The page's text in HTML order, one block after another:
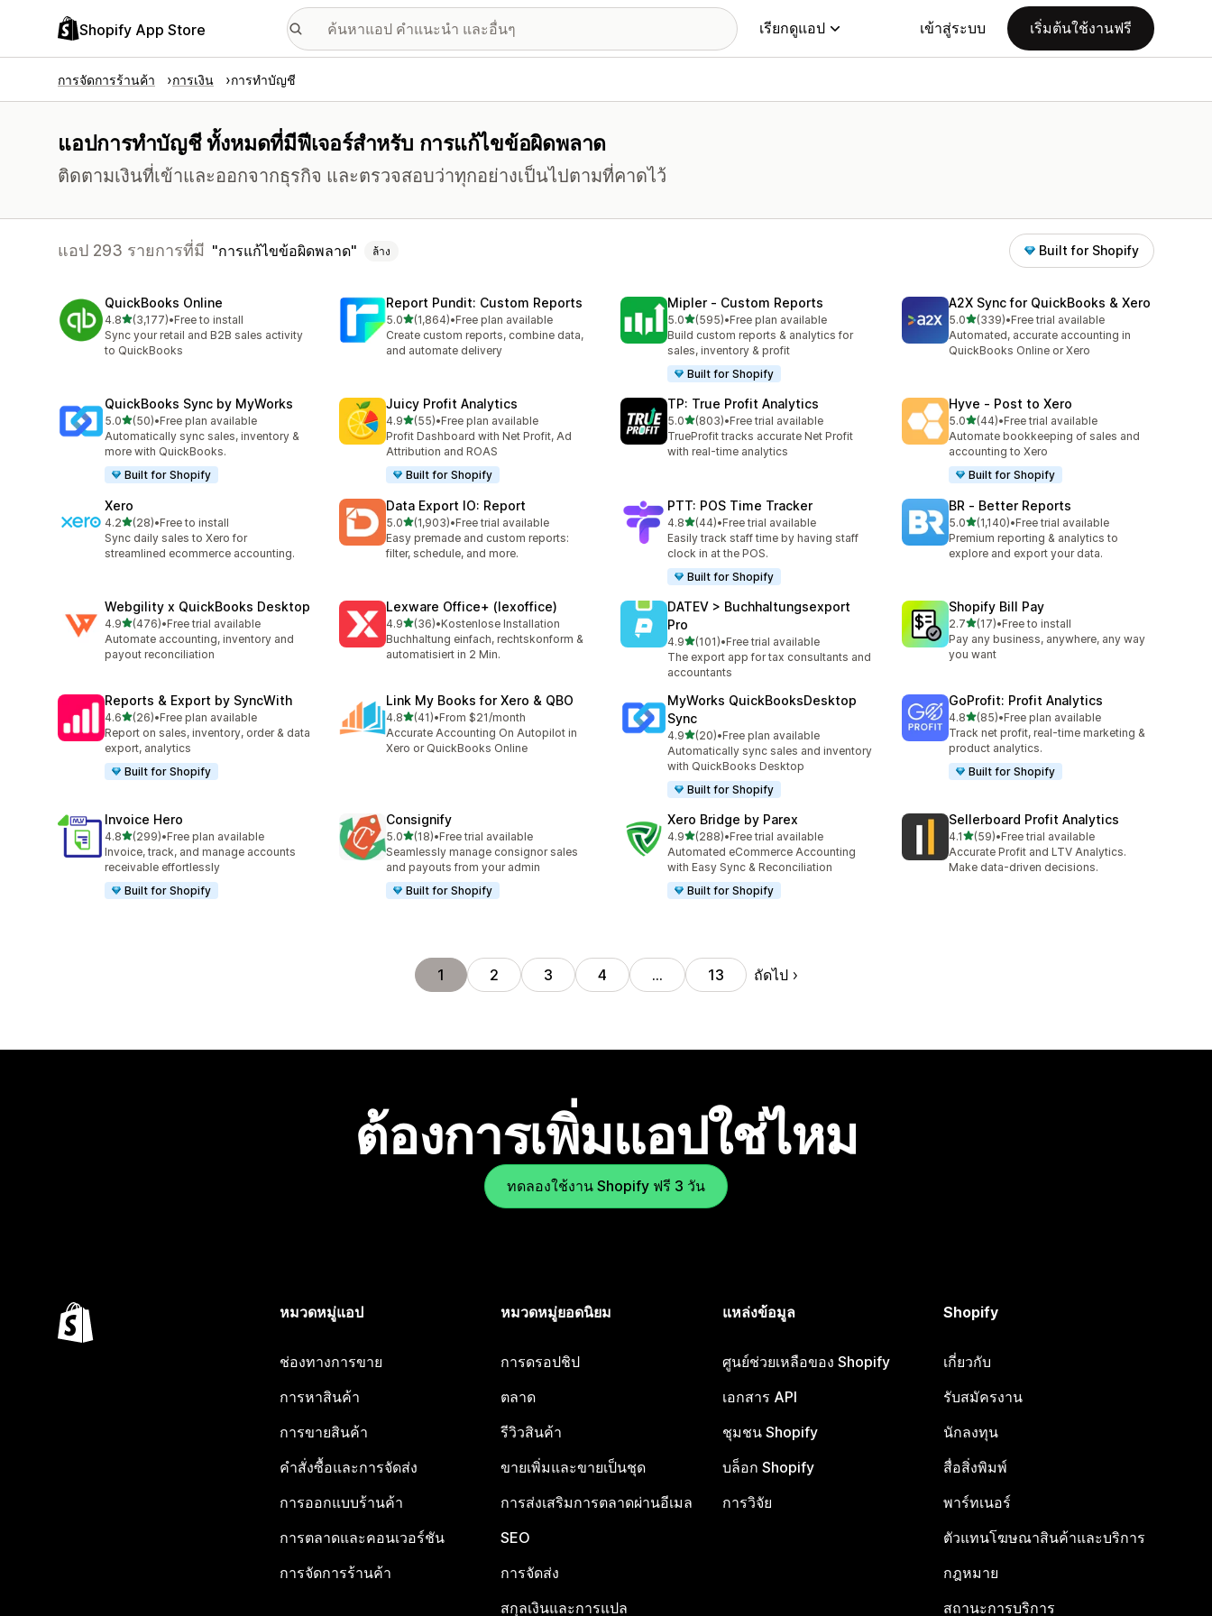
Shopify App Store เรียกดูแอป เข้าสู่ระบบ เริ่มต้นใช้งานฟรี
การจัดการร้านค้า การเงิน การทำบัญชี
แอปการทำบัญชี ทั้งหมดที่มีฟีเจอร์สำหรับ การแก้ไขข้อผิดพลาด
ติดตามเงินที่เข้าและออกจากธุรกิจ และตรวจสอบว่าทุกอย่างเป็นไปตามที่คาดไว้
แอป 293 รายการที่มี การแก้ไขข้อผิดพลาด ล้าง Built for Shopify
QuickBooks Online
4.8เต็ม 5 ดาว
(3,177)
ทั้งหมด 3177 รีวิว
•Free to install
Sync your retail and B2B sales activity
to QuickBooks
Report Pundit: Custom Reports
5.0เต็ม 5 ดาว
(1,864)
ทั้งหมด 1864 รีวิว
•Free plan available
Create custom reports, combine data,
and automate delivery
Mipler ‑ Custom Reports
5.0เต็ม 5 ดาว
(595)
ทั้งหมด 595 รีวิว
•Free plan available
Build custom reports & analytics for
sales, inventory & profit
Built for Shopify
A2X Sync for QuickBooks & Xero
5.0เต็ม 5 ดาว
(339)
ทั้งหมด 339 รีวิว
•Free trial available
Automated, accurate accounting in
QuickBooks Online or Xero
QuickBooks Sync by MyWorks
5.0เต็ม 5 ดาว
(50)
ทั้งหมด 50 รีวิว
•Free plan available
Automatically sync sales, inventory &
more with QuickBooks.
Built for Shopify
Juicy Profit Analytics
4.9เต็ม 5 ดาว
(55)
ทั้งหมด 55 รีวิว
•Free plan available
Profit Dashboard with Net Profit, Ad
Attribution and ROAS
Built for Shopify
TP: True Profit Analytics
5.0เต็ม 5 ดาว
(803)
ทั้งหมด 803 รีวิว
•Free trial available
TrueProfit tracks accurate Net Profit
with real-time analytics
Hyve ‑ Post to Xero
5.0เต็ม 5 ดาว
(44)
ทั้งหมด 44 รีวิว
•Free trial available
Automate bookkeeping of sales and
accounting to Xero
Built for Shopify
Xero
4.2เต็ม 5 ดาว
(28)
ทั้งหมด 28 รีวิว
•Free to install
Sync daily sales to Xero for
streamlined ecommerce accounting.
Data Export IO: Report
5.0เต็ม 5 ดาว
(1,903)
ทั้งหมด 1903 รีวิว
•Free trial available
Easy premade and custom reports:
filter, schedule, and more.
PTT: POS Time Tracker
4.8เต็ม 5 ดาว
(44)
ทั้งหมด 44 รีวิว
•Free trial available
Easily track staff time by having staff
clock in at the POS.
Built for Shopify
BR ‑ Better Reports
5.0เต็ม 5 ดาว
(1,140)
ทั้งหมด 1140 รีวิว
•Free trial available
Premium reporting & analytics to
explore and export your data.
Webgility x QuickBooks Desktop
4.9เต็ม 5 ดาว
(476)
ทั้งหมด 476 รีวิว
•Free trial available
Automate accounting, inventory and
payout reconciliation
Lexware Office+ (lexoffice)
4.9เต็ม 5 ดาว
(36)
ทั้งหมด 36 รีวิว
•Kostenlose Installation
Buchhaltung einfach, rechtskonform &
automatisiert in 2 Min.
DATEV > Buchhaltungsexport
Pro
4.9เต็ม 5 ดาว
(101)
ทั้งหมด 101 รีวิว
•Free trial available
The export app for tax consultants and
accountants
Shopify Bill Pay
2.7เต็ม 5 ดาว
(17)
ทั้งหมด 17 รีวิว
•Free to install
Pay any business, anywhere, any way
you want
Reports & Export by SyncWith
4.6เต็ม 5 ดาว
(26)
ทั้งหมด 26 รีวิว
•Free plan available
Report on sales, inventory, order & data
export, analytics
Built for Shopify
Link My Books for Xero & QBO
4.8เต็ม 5 ดาว
(41)
ทั้งหมด 41 รีวิว
•From $21/month
Accurate Accounting On Autopilot in
Xero or QuickBooks Online
MyWorks QuickBooksDesktop
Sync
4.9เต็ม 5 ดาว
(20)
ทั้งหมด 20 รีวิว
•Free plan available
Automatically sync sales and inventory
with QuickBooks Desktop
Built for Shopify
GoProfit: Profit Analytics
4.8เต็ม 5 ดาว
(85)
ทั้งหมด 85 รีวิว
•Free plan available
Track net profit, real-time marketing &
product analytics.
Built for Shopify
Invoice Hero
4.8เต็ม 5 ดาว
(299)
ทั้งหมด 299 รีวิว
•Free plan available
Invoice, track, and manage accounts
receivable effortlessly
Built for Shopify
Consignify
5.0เต็ม 5 ดาว
(18)
ทั้งหมด 18 รีวิว
•Free trial available
Seamlessly manage consignor sales
and payouts from your admin
Built for Shopify
Xero Bridge by Parex
4.9เต็ม 5 ดาว
(288)
ทั้งหมด 288 รีวิว
•Free trial available
Automated eCommerce Accounting
with Easy Sync & Reconciliation
Built for Shopify
Sellerboard Profit Analytics
4.1เต็ม 5 ดาว
(59)
ทั้งหมด 59 รีวิว
•Free trial available
Accurate Profit and LTV Analytics.
Make data-driven decisions.
1 2 3 4 … 13 ถัดไป
ต้องการเพิ่มแอปใช่ไหม
ทดลองใช้งาน Shopify ฟรี 3 วัน
หมวดหมู่แอป
ช่องทางการขาย
การหาสินค้า
การขายสินค้า
คำสั่งซื้อและการจัดส่ง
การออกแบบร้านค้า
การตลาดและคอนเวอร์ชัน
การจัดการร้านค้า
หมวดหมู่ยอดนิยม
การดรอปชิป
ตลาด
รีวิวสินค้า
ขายเพิ่มและขายเป็นชุด
การส่งเสริมการตลาดผ่านอีเมล
SEO
การจัดส่ง
สกุลเงินและการแปล
แหล่งข้อมูล
ศูนย์ช่วยเหลือของ Shopify
เอกสาร API
ชุมชน Shopify
บล็อก Shopify
การวิจัย
Shopify
เกี่ยวกับ
รับสมัครงาน
นักลงทุน
สื่อสิ่งพิมพ์
พาร์ทเนอร์
ตัวแทนโฆษณาสินค้าและบริการ
กฎหมาย
สถานะการบริการ